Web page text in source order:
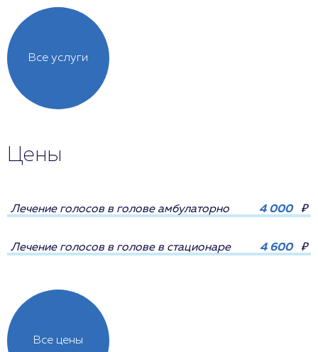
Все услуги
Цены
Все цены
Лечение голосов в голове амбулаторно 4 000 ₽
Лечение голосов в голове в стационаре 4 600 ₽